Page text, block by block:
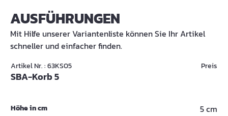
AUSFÜHRUNGEN
Mit Hilfe unserer Variantenliste können Sie Ihr Artikel
schneller und einfacher finden.
Artikel Nr. : 63KS05
SBA-Korb 5
Preis
Höhe in cm 5 cm